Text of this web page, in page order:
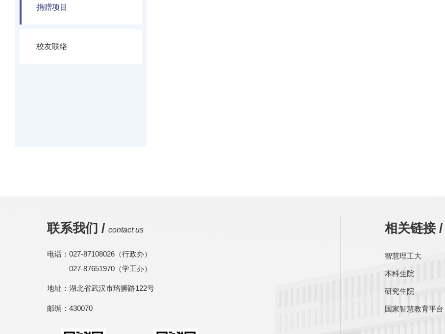
捐赠项目
校友联络
联系我们 /contact us
电话：027-87108026（行政办）
027-87651970（学工办）
地址：湖北省武汉市珞狮路122号
邮编：430070
相关链接 /
智慧理工大
本科生院
研究生院
国家智慧教育平台